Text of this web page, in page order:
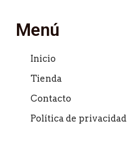
Menú
Inicio
Tienda
Contacto
Política de privacidad